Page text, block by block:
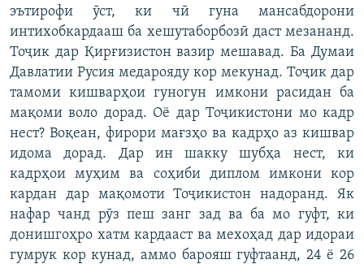
эътирофи ӯст, ки чӣ гуна мансабдорони
интихобкардааш ба хешутаборбозӣ даст мезананд.
Тоҷик дар Қирғизистон вазир мешавад. Ба Думаи
Давлатии Русия медарояду кор мекунад. Тоҷик дар
тамоми кишварҳои гуногун имкони расидан ба
мақоми воло дорад. Оё дар Тоҷикистони мо кадр
нест? Воқеан, фирори мағзҳо ва кадрҳо аз кишвар
идома дорад. Дар ин шакку шубҳа нест, ки
кадрҳои муҳим ва соҳиби диплом имкони кор
кардан дар мақомоти Тоҷикистон надоранд. Як
нафар чанд рӯз пеш занг зад ва ба мо гуфт, ки
донишгоҳро хатм кардааст ва мехоҳад дар идораи
гумрук кор кунад, аммо барояш гуфтаанд, 24 ё 26